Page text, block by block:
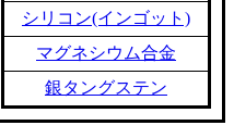
シリコン(インゴット)
マグネシウム合金
銀タングステン